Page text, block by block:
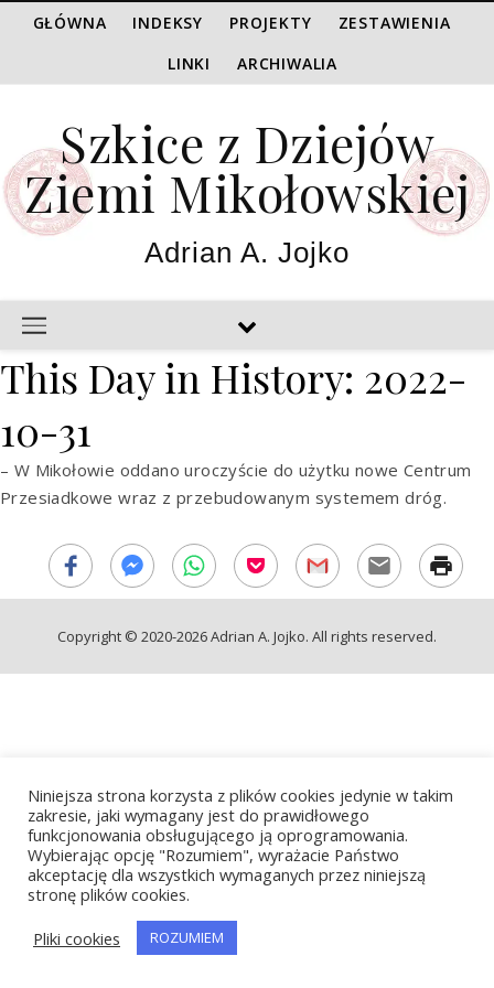
GŁÓWNA INDEKSY PROJEKTY
ZESTAWIENIA
LINKI
ARCHIWALIA
Szkice z Dziejów
Ziemi Mikołowskiej
Adrian A. Jojko
This Day in History: 2022-
10-31
– W Mikołowie oddano uroczyście do użytku nowe Centrum
Przesiadkowe wraz z przebudowanym systemem dróg.
Copyright © 2020-2026 Adrian A. Jojko. All rights reserved.
Niniejsza strona korzysta z plików cookies jedynie w takim
zakresie, jaki wymagany jest do prawidłowego
funkcjonowania obsługującego ją oprogramowania.
Wybierając opcję "Rozumiem", wyrażacie Państwo
akceptację dla wszystkich wymaganych przez niniejszą
stronę plików cookies.
Pliki cookies
ROZUMIEM